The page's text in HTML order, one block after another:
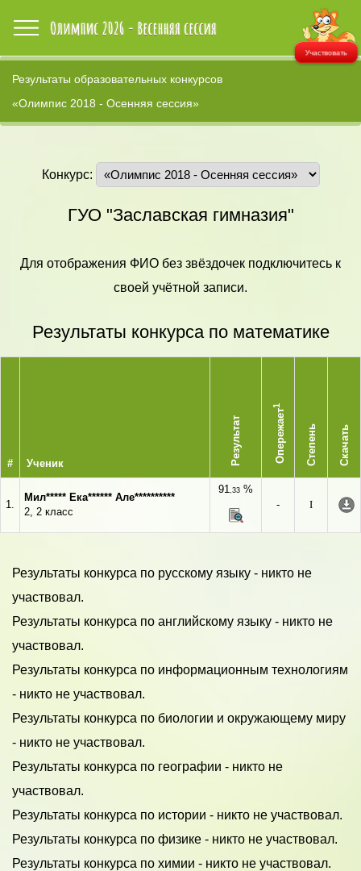
Участвовать
Результаты образовательных конкурсов
«Олимпис 2018 - Осенняя сессия»
Конкурс:
ГУО "Заславская гимназия"
Для отображения ФИО без звёздочек подключитесь к
своей учётной записи.
Результаты конкурса по математике
# Ученик Результат Опережает
1
Степень Скачать
1.
Мил***** Ека****** Але**********
2, 2 класс
91,33 %
-
I
Результаты конкурса по русскому языку - никто не
участвовал.
Результаты конкурса по английскому языку - никто не
участвовал.
Результаты конкурса по информационным технологиям
- никто не участвовал.
Результаты конкурса по биологии и окружающему миру
- никто не участвовал.
Результаты конкурса по географии - никто не
участвовал.
Результаты конкурса по истории - никто не участвовал.
Результаты конкурса по физике - никто не участвовал.
Результаты конкурса по химии - никто не участвовал.